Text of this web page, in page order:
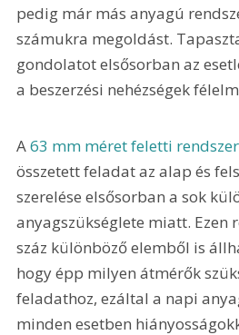
pedig már más anyagú
számukra megoldást.
gondolatot elsősorban az
a beszerzési nehézségek
A 63 mm méret feletti
összetett feladat az alap és
szerelése elsősorban a sok
anyagszükséglete miatt. Ezen
száz különböző elemből is
hogy épp milyen átmérők
feladathoz, ezáltal a napi
minden esetben